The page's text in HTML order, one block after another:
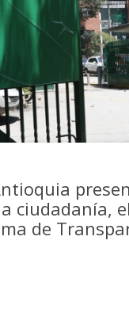
ciudadanía,
de